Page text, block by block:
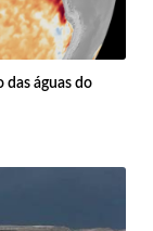
das águas do